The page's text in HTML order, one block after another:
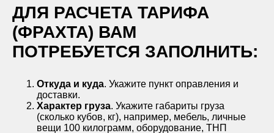
ДЛЯ РАСЧЕТА ТАРИФА
(ФРАХТА) ВАМ
ПОТРЕБУЕТСЯ ЗАПОЛНИТЬ:
Откуда и куда. Укажите пункт оправления и
доставки.
Характер груза. Укажите габариты груза
(сколько кубов, кг), например, мебель, личные
вещи 100 килограмм, оборудование, ТНП